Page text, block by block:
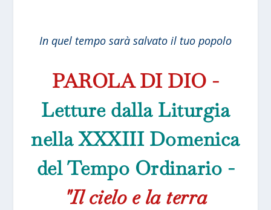
In quel tempo sarà salvato il tuo popolo
PAROLA DI DIO -
Letture dalla Liturgia
nella XXXIII Domenica
del Tempo Ordinario -
"Il cielo e la terra